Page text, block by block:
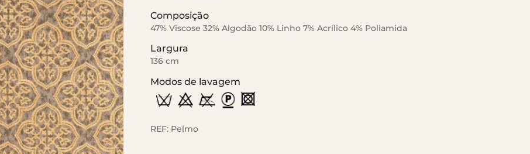
Composição
47% Viscose 32% Algodão 10% Linho 7% Acrílico 4% Poliamida
Largura
136 cm
Modos de lavagem
REF: Pelmo